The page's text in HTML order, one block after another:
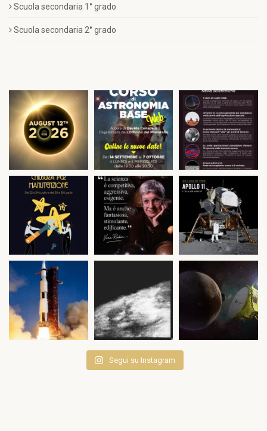
Scuola secondaria 1° grado
Scuola secondaria 2° grado
Segui su Instagram